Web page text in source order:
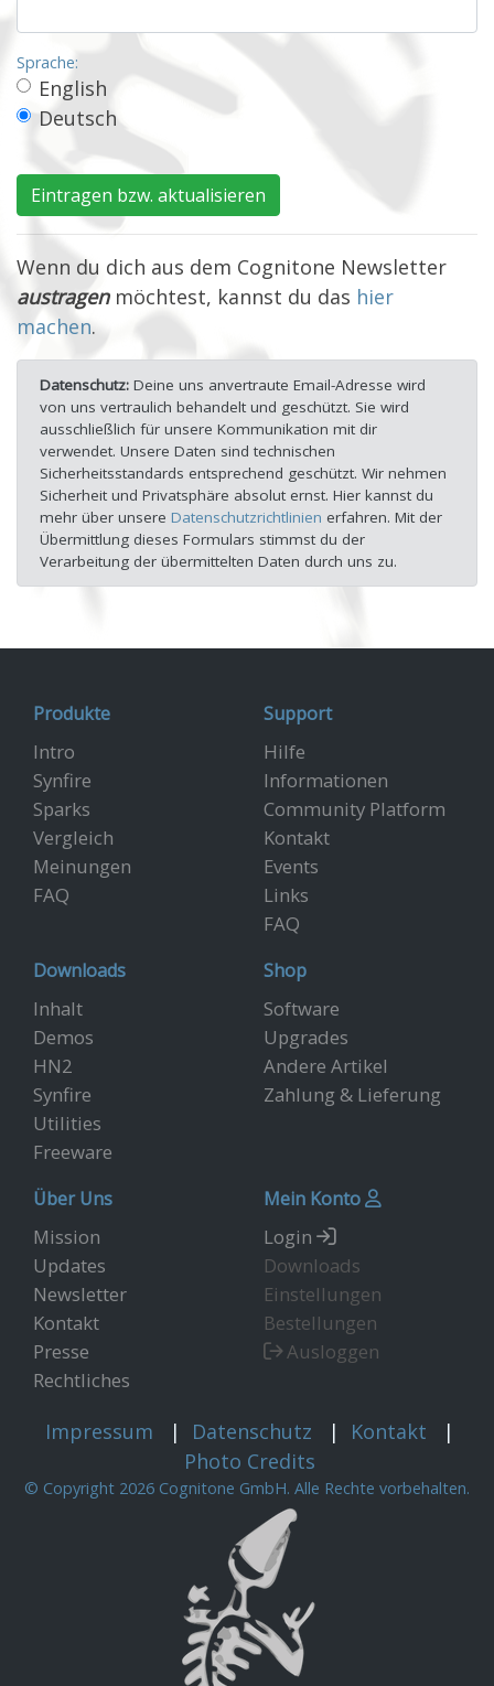
Sprache:
English
Deutsch
Wenn du dich aus dem Cognitone Newsletter
austragenmöchtest, kannst du das hier
machen.
Datenschutz: Deine uns anvertraute Email-Adresse wird
von uns vertraulich behandelt und geschützt. Sie wird
ausschließlich für unsere Kommunikation mit dir
verwendet. Unsere Daten sind technischen
Sicherheitsstandards entsprechend geschützt. Wir nehmen
Sicherheit und Privatsphäre absolut ernst. Hier kannst du
mehr über unsere Datenschutzrichtlinien erfahren. Mit der
Übermittlung dieses Formulars stimmst du der
Verarbeitung der übermittelten Daten durch uns zu.
Produkte
Intro
Synfire
Sparks
Vergleich
Meinungen
FAQ
Support
Hilfe
Informationen
Community Platform
Kontakt
Events
Links
FAQ
Downloads
Inhalt
Demos
HN2
Synfire
Utilities
Freeware
Shop
Software
Upgrades
Andere Artikel
Zahlung & Lieferung
Über Uns
Mission
Updates
Newsletter
Kontakt
Presse
Rechtliches
Mein Konto
Login
Downloads
Einstellungen
Bestellungen
Ausloggen
Impressum | Datenschutz | Kontakt
|
Photo Credits
© Copyright 2026 Cognitone GmbH. Alle Rechte vorbehalten.